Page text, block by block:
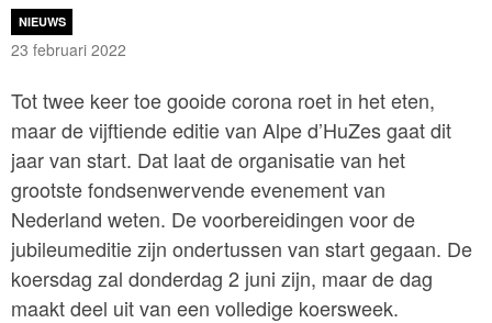
NIEUWS
23 februari 2022
Tot twee keer toe gooide corona roet in het eten,
maar de vijftiende editie van Alpe d’HuZes gaat dit
jaar van start. Dat laat de organisatie van het
grootste fondsenwervende evenement van
Nederland weten. De voorbereidingen voor de
jubileumeditie zijn ondertussen van start gegaan. De
koersdag zal donderdag 2 juni zijn, maar de dag
maakt deel uit van een volledige koersweek.